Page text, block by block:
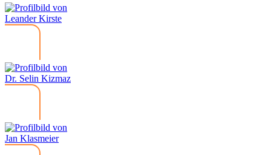
Leander Kirste
Dr. Selin Kizmaz
Jan Klasmeier